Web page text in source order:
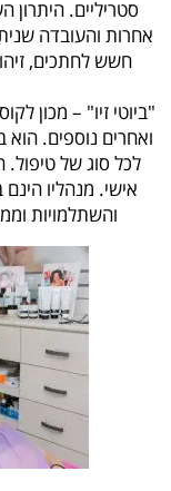
סטריליים. היתרון
אחרות והעובדה
חשש לחתכים,
"ביוטי זיו" – מכון
ואחרים נוספים.
לכל סוג של טיפול.
אישי. מנהליו הינם
והשתלמויות